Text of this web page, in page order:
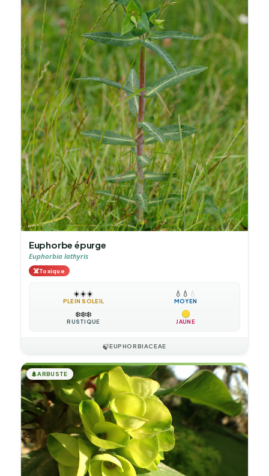
Euphorbe épurge
Euphorbia lathyris
☠️Toxique
☀️☀️☀️
PLEIN SOLEIL
💧 💧 💧
MOYEN
❄️❄️❄️
RUSTIQUE JAUNE
🍃EUPHORBIACEAE
🌲ARBUSTE